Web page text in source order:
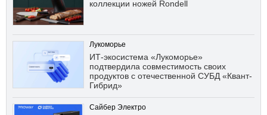
коллекции ножей Rondell
Лукоморье
ИТ-экосистема «Лукоморье»
подтвердила совместимость своих
продуктов с отечественной СУБД «Квант-
Гибрид»
Сайбер Электро